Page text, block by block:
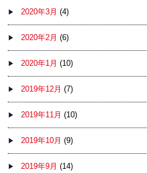
2020年3月 (4)
2020年2月 (6)
2020年1月 (10)
2019年12月 (7)
2019年11月 (10)
2019年10月 (9)
2019年9月 (14)